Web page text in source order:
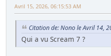
Avril 15, 2026, 06:15:53 AM
Citation de: Nono le Avril 14,
Qui a vu Scream 7 ?